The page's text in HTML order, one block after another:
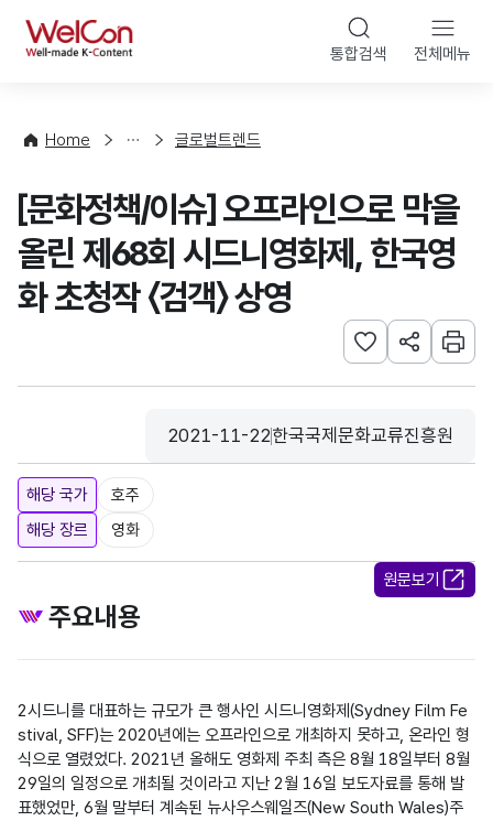
WelCon 통합검색 전체메뉴
Home
향
계
글로벌트렌드
[문화정책/이슈] 오프라인으로 막을
올린 제68회 시드니영화제, 한국영
화 초청작 〈검객〉 상영
관심사 등록하기
URL 공유하
인쇄
등록일
2021-11-22
수집기관
한국국제문화교류진흥원
해당 국가
호주
해당 장르
영화
원문보기
주요내용
2시드니를 대표하는 규모가 큰 행사인 시드니영화제(Sydney Film Fe
stival, SFF)는 2020년에는 오프라인으로 개최하지 못하고, 온라인 형
식으로 열렸었다. 2021년 올해도 영화제 주최 측은 8월 18일부터 8월
29일의 일정으로 개최될 것이라고 지난 2월 16일 보도자료를 통해 발
표했었만, 6월 말부터 계속된 뉴사우스웨일즈(New South Wales)주